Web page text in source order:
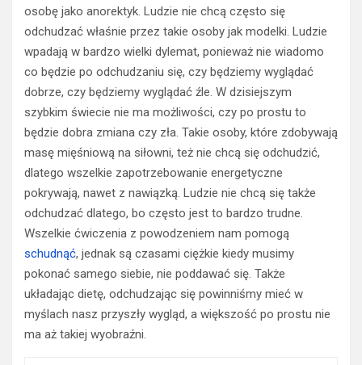
osobę jako anorektyk. Ludzie nie chcą często się
odchudzać właśnie przez takie osoby jak modelki. Ludzie
wpadają w bardzo wielki dylemat, ponieważ nie wiadomo
co będzie po odchudzaniu się, czy będziemy wyglądać
dobrze, czy będziemy wyglądać źle. W dzisiejszym
szybkim świecie nie ma możliwości, czy po prostu to
będzie dobra zmiana czy zła. Takie osoby, które zdobywają
masę mięśniową na siłowni, też nie chcą się odchudzić,
dlatego wszelkie zapotrzebowanie energetyczne
pokrywają, nawet z nawiązką. Ludzie nie chcą się także
odchudzać dlatego, bo często jest to bardzo trudne.
Wszelkie ćwiczenia z powodzeniem nam pomogą
schudnąć, jednak są czasami ciężkie kiedy musimy
pokonać samego siebie, nie poddawać się. Także
układając dietę, odchudzając się powinniśmy mieć w
myślach nasz przyszły wygląd, a większość po prostu nie
ma aż takiej wyobraźni.